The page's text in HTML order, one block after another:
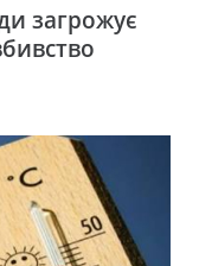
загрожує